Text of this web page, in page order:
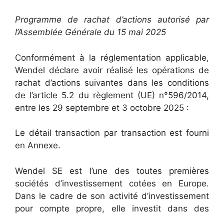
Programme de rachat d’actions autorisé par
l’Assemblée Générale du 15 mai 2025
Conformément à la réglementation applicable,
Wendel déclare avoir réalisé les opérations de
rachat d’actions suivantes dans les conditions
de l’article 5.2 du règlement (UE) n°596/2014,
entre les 29 septembre et 3 octobre 2025 :
Le détail transaction par transaction est fourni
en Annexe.
Wendel SE est l’une des toutes premières
sociétés d’investissement cotées en Europe.
Dans le cadre de son activité d’investissement
pour compte propre, elle investit dans des